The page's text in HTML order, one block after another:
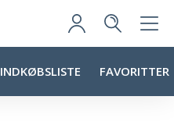
INDKØBSLISTE FAVORITTER